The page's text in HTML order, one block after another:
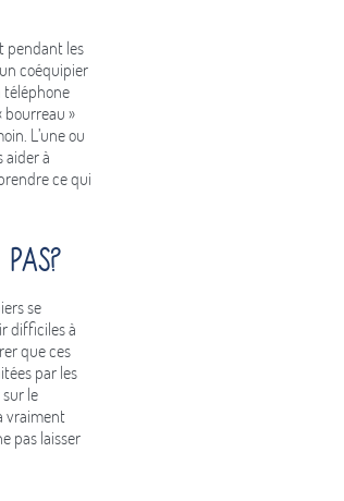
pendant les
coéquipier
téléphone
»
L’une ou
aider à
ce qui
se
difficiles à
que ces
par les
le
vraiment
pas laisser